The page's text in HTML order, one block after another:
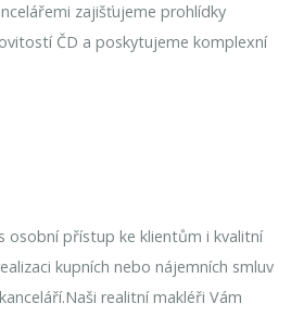
zajišťujeme prohlídky
ČD a poskytujeme komplexní
osobní přístup ke klientům i kvalitní
kupních nebo nájemních smluv
realitní makléři Vám